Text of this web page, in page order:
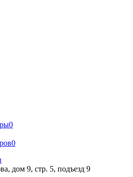
0
0
дом 9, стр. 5, подъезд 9